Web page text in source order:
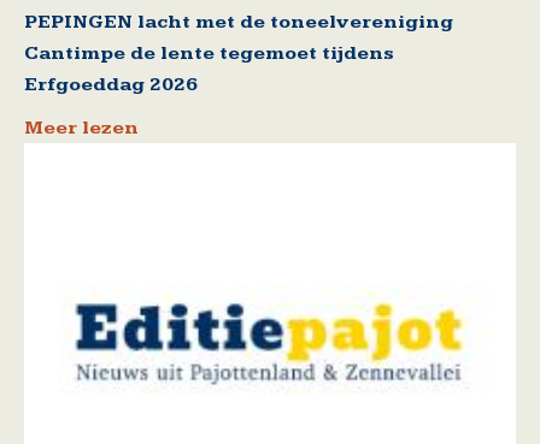
PEPINGEN lacht met de toneelvereniging
Cantimpe de lente tegemoet tijdens
Erfgoeddag 2026
Meer lezen